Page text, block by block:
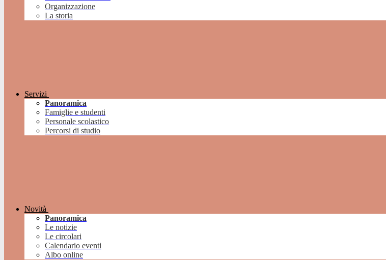
Organizzazione
La storia
Servizi
Panoramica
Famiglie e studenti
Personale scolastico
Percorsi di studio
Novità
Panoramica
Le notizie
Le circolari
Calendario eventi
Albo online